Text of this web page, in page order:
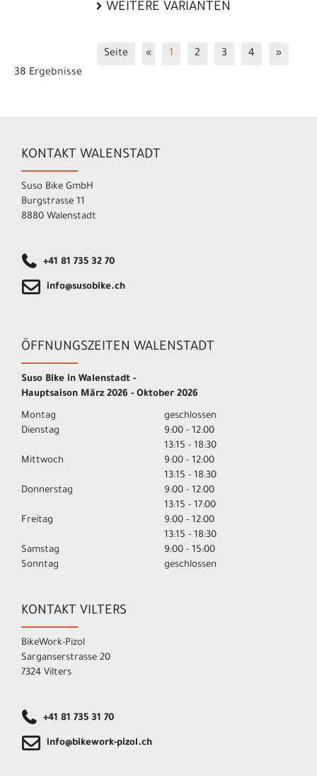
WEITERE VARIANTEN
Seite « 1 2 3 4
»
38 Ergebnisse
KONTAKT WALENSTADT
Suso Bike GmbH
Burgstrasse 11
8880 Walenstadt
+41 81 735 32 70
info@susobike.ch
ÖFFNUNGSZEITEN WALENSTADT
Suso Bike in Walenstadt -
Hauptsaison März 2026 - Oktober 2026
Montag
geschlossen
Dienstag
9:00 - 12:00
13:15 - 18:30
Mittwoch
9:00 - 12:00
13:15 - 18:30
Donnerstag
9:00 - 12:00
13:15 - 17:00
Freitag
9:00 - 12:00
13:15 - 18:30
Samstag
9:00 - 15:00
Sonntag
geschlossen
KONTAKT VILTERS
BikeWork-Pizol
Sarganserstrasse 20
7324 Vilters
+41 81 735 31 70
info@bikework-pizol.ch